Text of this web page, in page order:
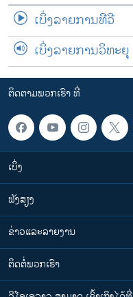
ເບິ່ງລາຍການທີວີ
ເບິ່ງລາຍການວິທະຍຸ
ຕິດຕາມພວກເຮົາ ທີ່
ເບິ່ງ
ຟັງສຽງ
ຂ່າວແລະລາຍງານ
ຕິດຕໍ່ພວກເຮົາ